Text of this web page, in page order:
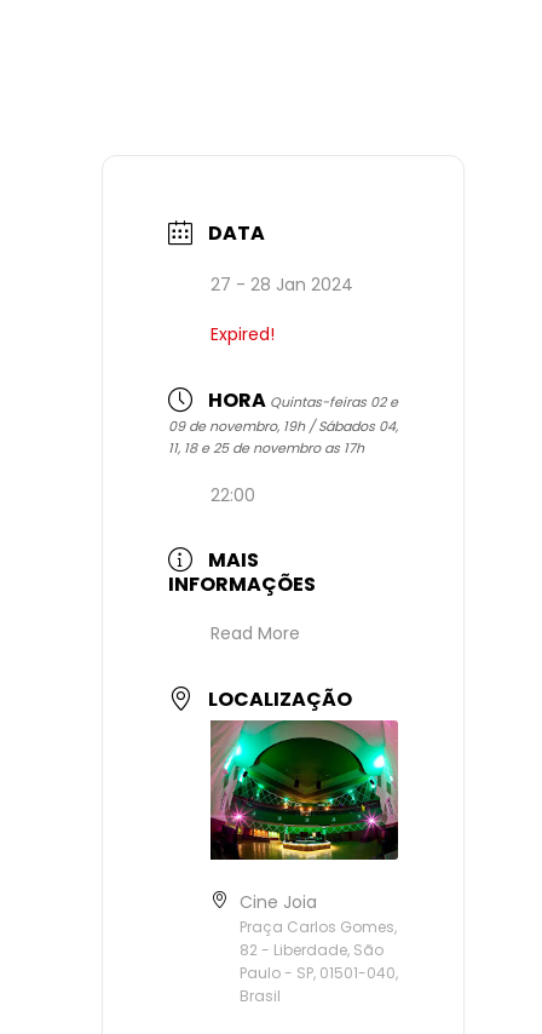
DATA
27 - 28 Jan 2024
Expired!
HORA Quintas-feiras 02 e
09 de novembro, 19h / Sábados 04,
11, 18 e 25 de novembro as 17h
22:00
MAIS
INFORMAÇÕES
Read More
LOCALIZAÇÃO
Cine Joia
Praça Carlos Gomes,
82 - Liberdade, São
Paulo - SP, 01501-040,
Brasil